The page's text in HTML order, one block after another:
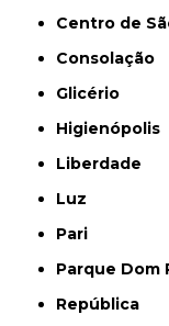
Centro de
Consolação
Glicério
Higienópolis
Liberdade
Luz
Pari
Parque Dom
República